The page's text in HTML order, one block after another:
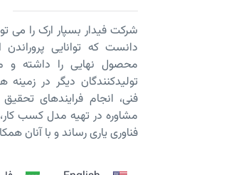
شرکت فیدار بسپار ارک را می
دانست که توانایی
محصول نهایی را داشته و
تولیدکنندگان دیگر در
فنی، انجام فرایندهای
مشاوره در تهیه مدل کسب
فناوری یاری رساند و با آنان